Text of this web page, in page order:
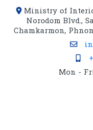
Ministry of
Norodom Blvd.,
Chamkarmon,
Mon -